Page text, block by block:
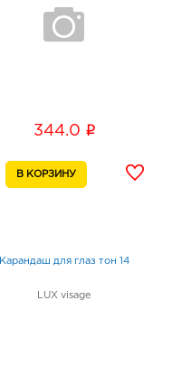
344.0 i
Карандаш для глаз тон 14
LUX visage